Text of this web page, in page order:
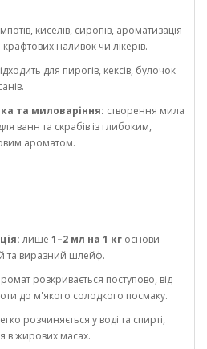
киселів, сиропів, ароматизація
наливок чи лікерів.
для пирогів, кексів, булочок
та миловаріння: створення мила
ванн та скрабів із глибоким,
ароматом.
лише 1–2 мл на 1 кг основи
та виразний шлейф.
розкривається поступово, від
до м'якого солодкого посмаку.
розчиняється у воді та спирті,
в жирових масах.